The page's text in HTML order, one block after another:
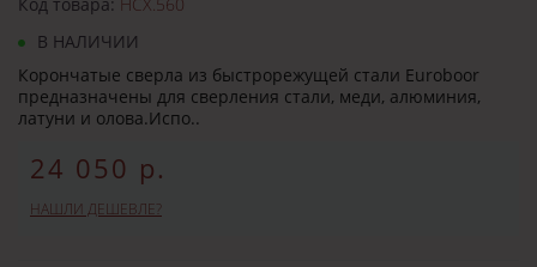
В НАЛИЧИИ
Корончатые сверла из быстрорежущей стали Euroboor
предназначены для сверления стали, меди, алюминия,
латуни и олова.Испо..
24 050 р.
НАШЛИ ДЕШЕВЛЕ?